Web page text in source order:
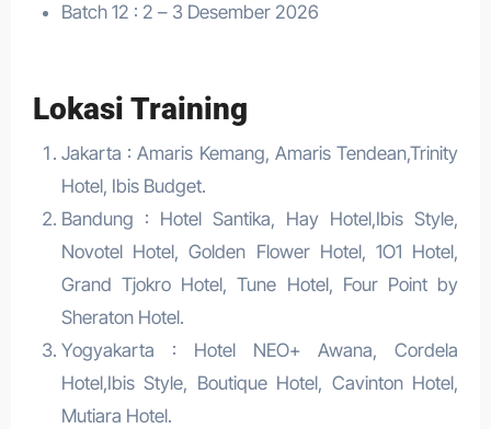
Batch 12 : 2 – 3 Desember 2026
Lokasi Training
Jakarta : Amaris Kemang, Amaris Tendean,Trinity
Hotel, Ibis Budget.
Bandung : Hotel Santika, Hay Hotel,Ibis Style,
Novotel Hotel, Golden Flower Hotel, 1O1 Hotel,
Grand Tjokro Hotel, Tune Hotel, Four Point by
Sheraton Hotel.
Yogyakarta : Hotel NEO+ Awana, Cordela
Hotel,Ibis Style, Boutique Hotel, Cavinton Hotel,
Mutiara Hotel.